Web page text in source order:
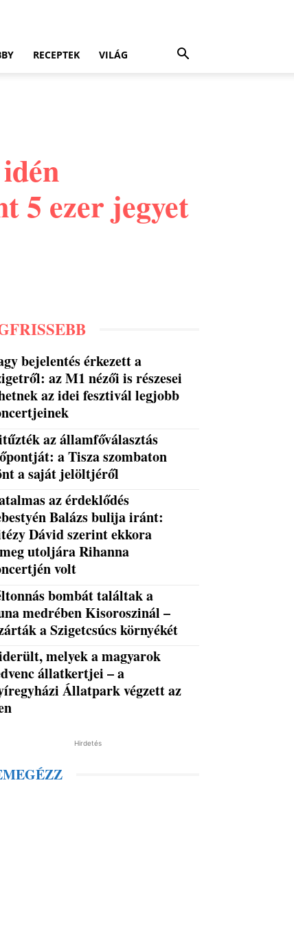
RECEPTEK VILÁG
5 ezer jegyet
bejelentés érkezett a
az M1 nézői is részesei
az idei fesztivál legjobb
az államfőválasztás
a Tisza szombaton
a saját jelöltjéről
az érdeklődés
Balázs bulija iránt:
Dávid szerint ekkora
utoljára Rihanna
volt
bombát találtak a
medrében Kisoroszinál –
a Szigetcsúcs környékét
melyek a magyarok
állatkertjei – a
Állatpark végzett az
Hirdetés